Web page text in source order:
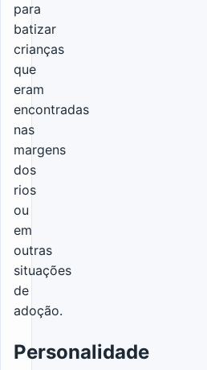
para
batizar
crianças
que
eram
encontradas
nas
margens
dos
rios
ou
em
outras
situações
de
adoção.
Personalidade